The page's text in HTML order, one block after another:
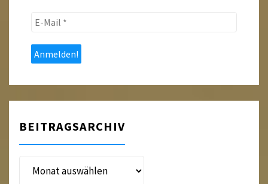
E-
*
BEITRAGSARCHIV
Beitragsarchiv